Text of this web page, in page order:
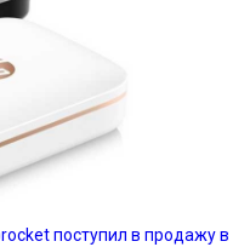
поступил в продажу в